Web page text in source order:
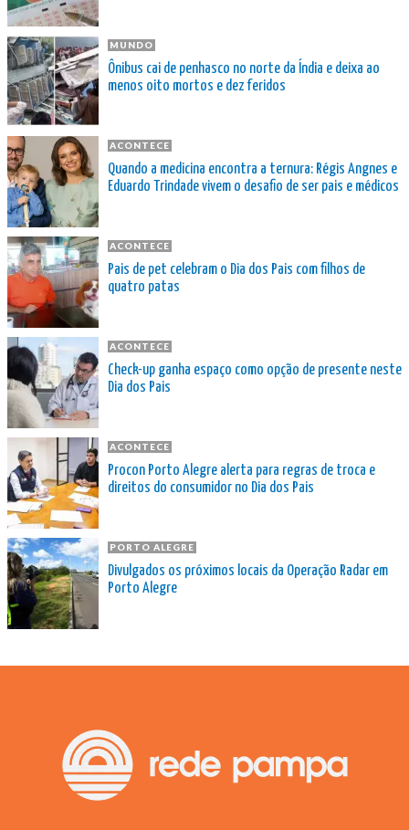
MUNDO
Ônibus cai de penhasco no norte da Índia e deixa ao
menos oito mortos e dez feridos
ACONTECE
Quando a medicina encontra a ternura: Régis Angnes e
Eduardo Trindade vivem o desafio de ser pais e médicos
ACONTECE
Pais de pet celebram o Dia dos Pais com filhos de
quatro patas
ACONTECE
Check-up ganha espaço como opção de presente neste
Dia dos Pais
ACONTECE
Procon Porto Alegre alerta para regras de troca e
direitos do consumidor no Dia dos Pais
PORTO ALEGRE
Divulgados os próximos locais da Operação Radar em
Porto Alegre